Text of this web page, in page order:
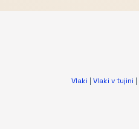
Vlaki | Vlaki v tujini |